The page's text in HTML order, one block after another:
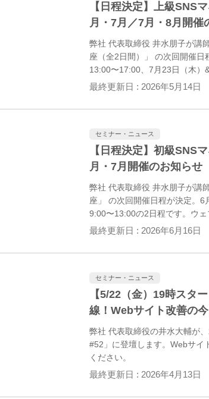
【日程決定】上級SNS
月・7月／7月・8月開催
弊社 代表取締役 井水朋子が講
座（全2日間）」 の次回開催日
13:00〜17:00、7月23日（木
す。上級講座は、初級SNSマ
最終更新日 : 2026年5月14日
セミナー・ニュース
【日程決定】初級SNS
月・7月開催のお知らせ
弊社 代表取締役 井水朋子が講
座」 の次回開催日程が決定。6
9:00〜13:00の2日程です。ウェ
定講座 入門編として、SNS運
成、炎上対策まで体系的に学べ
最終更新日 : 2026年6月16日
セミナー・ニュース
【5/22（金）19時スタ
線！Webサイト改善の
弊社 代表取締役の井水大輔が
#52」に登壇します。Webサイ
ください。
最終更新日 : 2026年4月13日